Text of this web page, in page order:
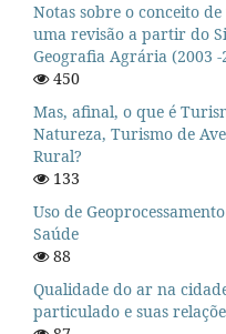
Notas sobre o conceito
uma revisão a partir do
Geografia Agrária (2003 -
450
Mas, afinal, o que é
Natureza, Turismo de
Rural?
133
Uso de
Saúde
88
Qualidade do ar na
particulado e suas